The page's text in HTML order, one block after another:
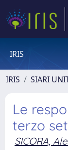
IRIS
IRIS SIARI
Le
terzo
SICORA,